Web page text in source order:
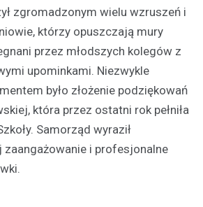
zgromadzonym wielu wzruszeń i
którzy opuszczają mury
przez młodszych kolegów z
upominkami. Niezwykle
było złożenie podziękowań
która przez ostatni rok pełniła
Samorząd wyraził
i profesjonalne